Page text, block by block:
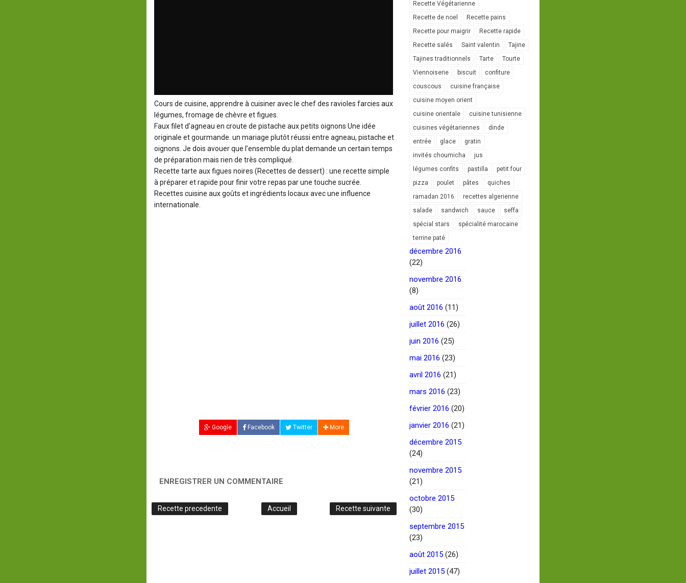
Cours de cuisine, apprendre à cuisiner avec le chef des ravioles farcies aux
légumes, fromage de chèvre et figues.
Faux filet d'agneau en croute de pistache aux petits oignons Une idée
originale et gourmande. un mariage plutôt réussi entre agneau, pistache et
oignons. Je dois avouer que l’ensemble du plat demande un certain temps
de préparation mais rien de très compliqué.
Recette tarte aux figues noires (Recettes de dessert) : une recette simple
à préparer et rapide pour finir votre repas par une touche sucrée.
Recettes cuisine aux goûts et ingrédients locaux avec une influence
internationale.
Google Facebook Twitter More
ENREGISTRER UN COMMENTAIRE
Recette precedente Recette suivante
Accueil
Recette Végétarienne
Recette de noel
Recette pains
Recette pour maigrir
Recette rapide
Recette salés
Saint valentin
Tajine
Tajines traditionnels
Tarte
Tourte
Viennoiserie
biscuit
confiture
couscous
cuisine française
cuisine moyen orient
cuisine orientale
cuisine tunisienne
cuisines végétariennes
dinde
entrée
glace
gratin
invités choumicha
jus
légumes confits
pastilla
petit four
pizza
poulet pâtes
quiches
ramadan 2016
recettes algerienne
salade
sandwich sauce
seffa
spécial stars
spécialité marocaine
terrine paté
décembre 2016
(22)
novembre 2016
(8)
août 2016 (11)
juillet 2016 (26)
juin 2016 (25)
mai 2016 (23)
avril 2016 (21)
mars 2016 (23)
février 2016 (20)
janvier 2016 (21)
décembre 2015
(24)
novembre 2015
(21)
octobre 2015
(30)
septembre 2015
(23)
août 2015 (26)
juillet 2015 (47)